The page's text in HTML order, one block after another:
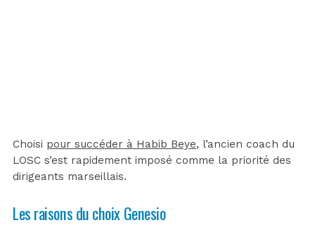
Choisi pour succéder à Habib Beye, l’ancien coach du
LOSC s’est rapidement imposé comme la priorité des
dirigeants marseillais.
Les raisons du choix Genesio